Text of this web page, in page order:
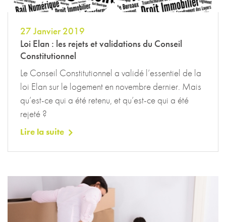
27 Janvier 2019
Loi Elan : les rejets et validations du Conseil
Constitutionnel
Le Conseil Constitutionnel a validé l’essentiel de la
loi Elan sur le logement en novembre dernier. Mais
qu’est-ce qui a été retenu, et qu’est-ce qui a été
rejeté ?
Lire la suite